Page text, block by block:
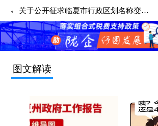
关于公开征求临夏市行政区划名称变更意见建议的公示
图文解读